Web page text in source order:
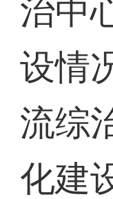
治中
设情
流综
化建